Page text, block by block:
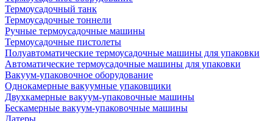
Термоусадочный танк
Термоусадочные тоннели
Ручные термоусадочные машины
Термоусадочные пистолеты
Полуавтоматические термоусадочные машины для упаковки
Автоматические термоусадочные машины для упаковки
Вакуум-упаковочное оборудование
Однокамерные вакуумные упаковщики
Двухкамерные вакуум-упаковочные машины
Бескамерные вакуум-упаковочные машины
Датеры